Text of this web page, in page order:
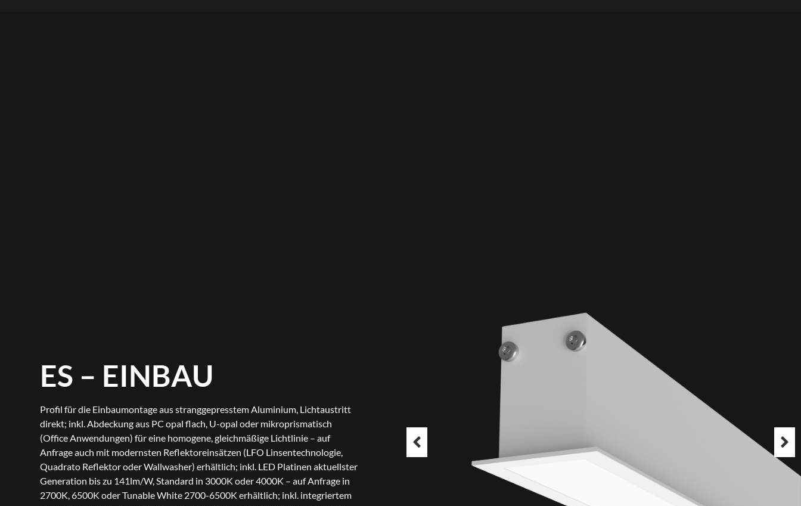
ES – EINBAU
Profil für die Einbaumontage aus stranggepresstem Aluminium, Lichtaustritt
direkt; inkl. Abdeckung aus PC opal flach, U-opal oder mikroprismatisch
(Office Anwendungen) für eine homogene, gleichmäßige Lichtlinie – auf
Anfrage auch mit modernsten Reflektoreinsätzen (LFO Linsentechnologie,
Quadrato Reflektor oder Wallwasher) erhältlich; inkl. LED Platinen aktuellster
Generation bis zu 141lm/W, Standard in 3000K oder 4000K – auf Anfrage in
2700K, 6500K oder Tunable White 2700-6500K erhältlich; inkl. integriertem